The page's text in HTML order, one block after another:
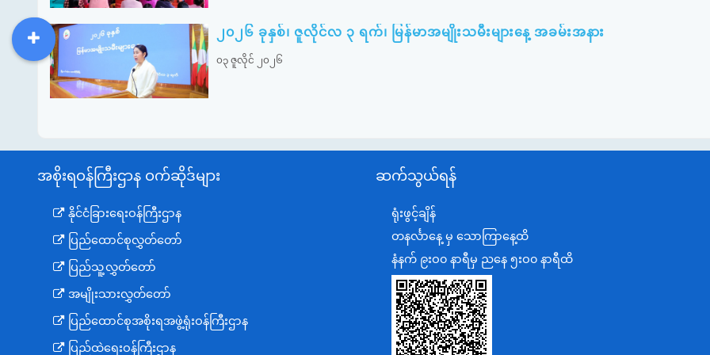
၂၀၂၆ ခုနှစ်၊ ဇူလိုင်လ ၃ ရက်၊ မြန်မာအမျိုးသမီးများနေ့ အခမ်းအနား
၀၃ ဇူလိုင် ၂၀၂၆
အစိုးရဝန်ကြီးဌာန ဝက်ဆိုဒ်များ
နိုင်ငံခြားရေးဝန်ကြီးဌာန
ပြည်ထောင်စုလွှတ်တော်
ပြည်သူ့လွှတ်တော်
အမျိုးသားလွှတ်တော်
ပြည်ထောင်စုအစိုးရအဖွဲ့ရုံးဝန်ကြီးဌာန
ပြည်ထဲရေးဝန်ကြီးဌာန
ဆက်သွယ်ရန်
ရုံးဖွင့်ချိန်
တနင်္လာနေ့ မှ သောကြာနေ့ထိ
နံနက် ၉းဝ၀ နာရီမှ ညနေ ၅းဝ၀ နာရီထိ
DDM